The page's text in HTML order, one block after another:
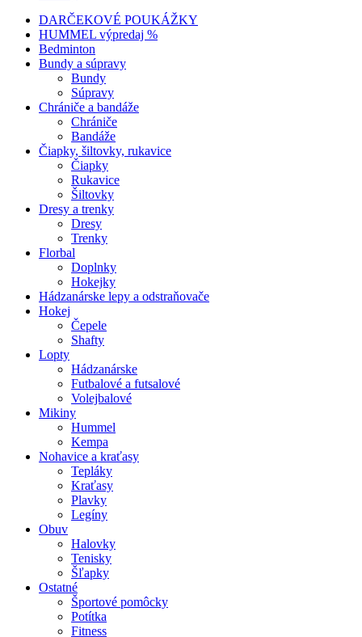
DARČEKOVÉ POUKÁŽKY
HUMMEL výpredaj %
Bedminton
Bundy a súpravy
Bundy
Súpravy
Chrániče a bandáže
Chrániče
Bandáže
Čiapky, šiltovky, rukavice
Čiapky
Rukavice
Šiltovky
Dresy a trenky
Dresy
Trenky
Florbal
Doplnky
Hokejky
Hádzanárske lepy a odstraňovače
Hokej
Čepele
Shafty
Lopty
Hádzanárske
Futbalové a futsalové
Volejbalové
Mikiny
Hummel
Kempa
Nohavice a kraťasy
Tepláky
Kraťasy
Plavky
Legíny
Obuv
Halovky
Tenisky
Šľapky
Ostatné
Športové pomôcky
Potítka
Fitness